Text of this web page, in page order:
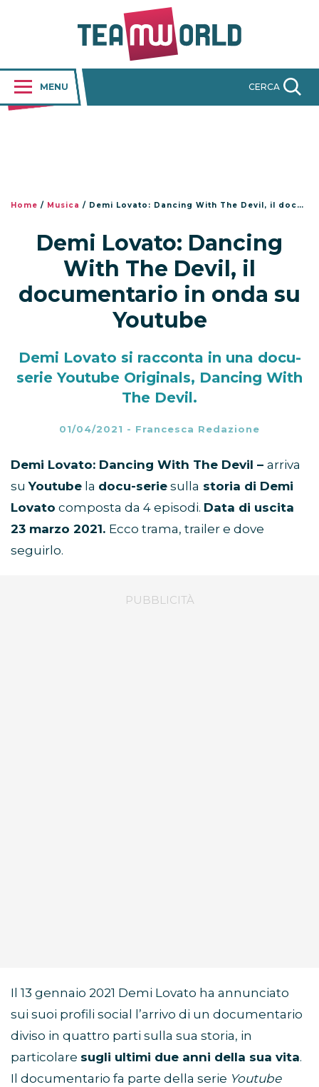
MENU CERCA
Home / Musica / Demi Lovato: Dancing With The Devil, il documentario in onda su Youtube
Demi Lovato: Dancing
With The Devil, il
documentario in onda su
Youtube
Demi Lovato si racconta in una docu-
serie Youtube Originals, Dancing With
The Devil.
01/04/2021 - Francesca Redazione
Demi Lovato: Dancing With The Devil – arriva
suYoutube la docu-serie sulla storia di Demi
Lovato composta da 4 episodi. Data di uscita
23 marzo 2021. Ecco trama, trailer e dove
seguirlo.
Il 13 gennaio 2021 Demi Lovato ha annunciato
sui suoi profili social l’arrivo di un documentario
diviso in quattro parti sulla sua storia, in
particolare sugli ultimi due anni della sua vita.
Il documentario fa parte della serie Youtube